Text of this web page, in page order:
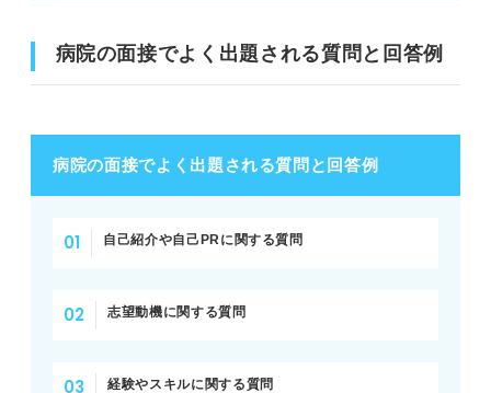
病院の面接でよく出題される質問と回答例
病院の面接でよく出題される質問と回答例
自己紹介や自己PRに関する質問
志望動機に関する質問
経験やスキルに関する質問